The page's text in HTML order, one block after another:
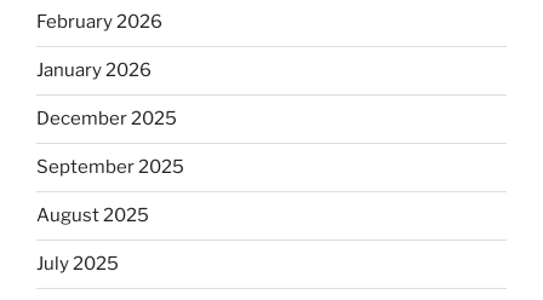
February 2026
January 2026
December 2025
September 2025
August 2025
July 2025